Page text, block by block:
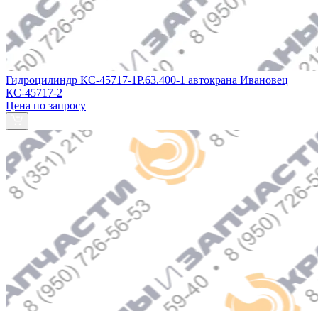
Гидроцилиндр КС-45717-1Р.63.400-1 автокрана Ивановец
КС-45717-2
Цена по запросу